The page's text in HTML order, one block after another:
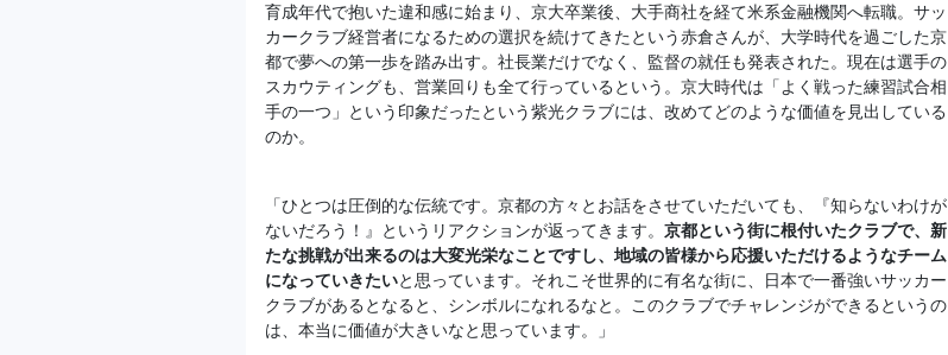
育成年代で抱いた違和感に始まり、京大卒業後、大手商社を経て米系金融機関へ転職。サッ
カークラブ経営者になるための選択を続けてきたという赤倉さんが、大学時代を過ごした京
都で夢への第一歩を踏み出す。社長業だけでなく、監督の就任も発表された。現在は選手の
スカウティングも、営業回りも全て行っているという。京大時代は「よく戦った練習試合相
手の一つ」という印象だったという紫光クラブには、改めてどのような価値を見出している
のか。
「ひとつは圧倒的な伝統です。京都の方々とお話をさせていただいても、『知らないわけが
ないだろう！』というリアクションが返ってきます。 京都という街に根付いたクラブで、新
たな挑戦が出来るのは大変光栄なことですし、地域の皆様から応援いただけるようなチーム
になっていきたいと思っています。それこそ世界的に有名な街に、日本で一番強いサッカー
クラブがあるとなると、シンボルになれるなと。このクラブでチャレンジができるというの
は、本当に価値が大きいなと思っています。」